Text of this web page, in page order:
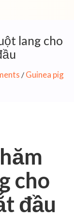
lang cho
/ Guinea pig
cho
đầu